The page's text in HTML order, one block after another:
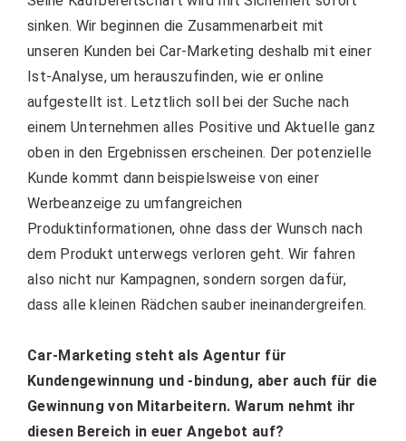
sinken. Wir beginnen die Zusammenarbeit mit
unseren Kunden bei Car-Marketing deshalb mit einer
Ist-Analyse, um herauszufinden, wie er online
aufgestellt ist. Letztlich soll bei der Suche nach
einem Unternehmen alles Positive und Aktuelle ganz
oben in den Ergebnissen erscheinen. Der potenzielle
Kunde kommt dann beispielsweise von einer
Werbeanzeige zu umfangreichen
Produktinformationen, ohne dass der Wunsch nach
dem Produkt unterwegs verloren geht. Wir fahren
also nicht nur Kampagnen, sondern sorgen dafür,
dass alle kleinen Rädchen sauber ineinandergreifen.
Car-Marketing steht als Agentur für
Kundengewinnung und -bindung, aber auch für die
Gewinnung von Mitarbeitern. Warum nehmt ihr
diesen Bereich in euer Angebot auf?